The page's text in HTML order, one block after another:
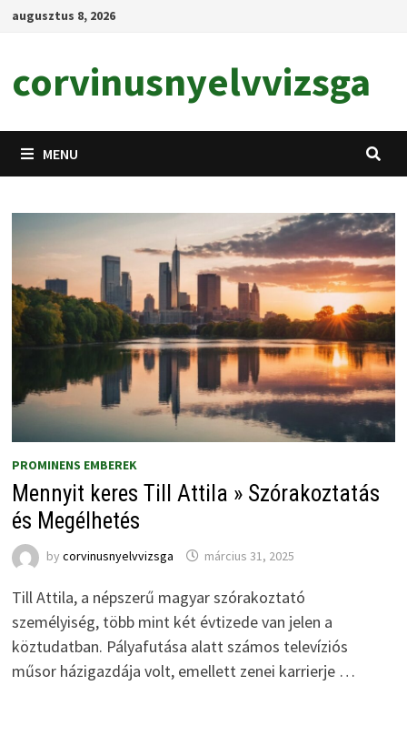
Skipaugusztus 8, 2026
corvinusnyelvvizsga
MENU
PROMINENS EMBEREK
Mennyit keres Till Attila » Szórakoztatás
és Megélhetés
by corvinusnyelvvizsga március 31, 2025
Till Attila, a népszerű magyar szórakoztató
személyiség, több mint két évtizede van jelen a
köztudatban. Pályafutása alatt számos televíziós
műsor házigazdája volt, emellett zenei karrierje …